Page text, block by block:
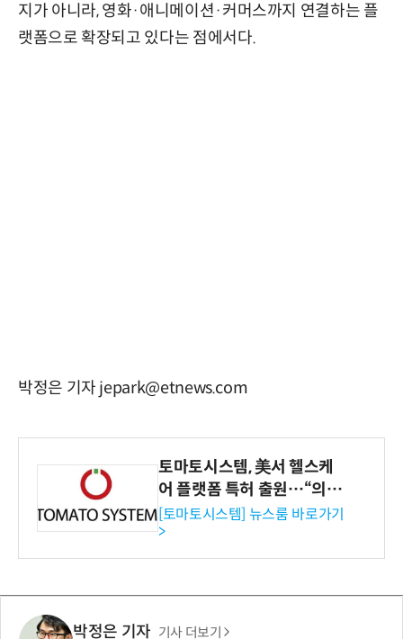
지가 아니라, 영화·애니메이션·커머스까지 연결하는 플
랫폼으로 확장되고 있다는 점에서다.
박정은 기자 jepark@etnews.com
토마토시스템, 美서 헬스케
어 플랫폼 특허 출원…“의료
기관·보험사 공략”
[토마토시스템] 뉴스룸 바로가기
>
박정은 기자 기사 더보기